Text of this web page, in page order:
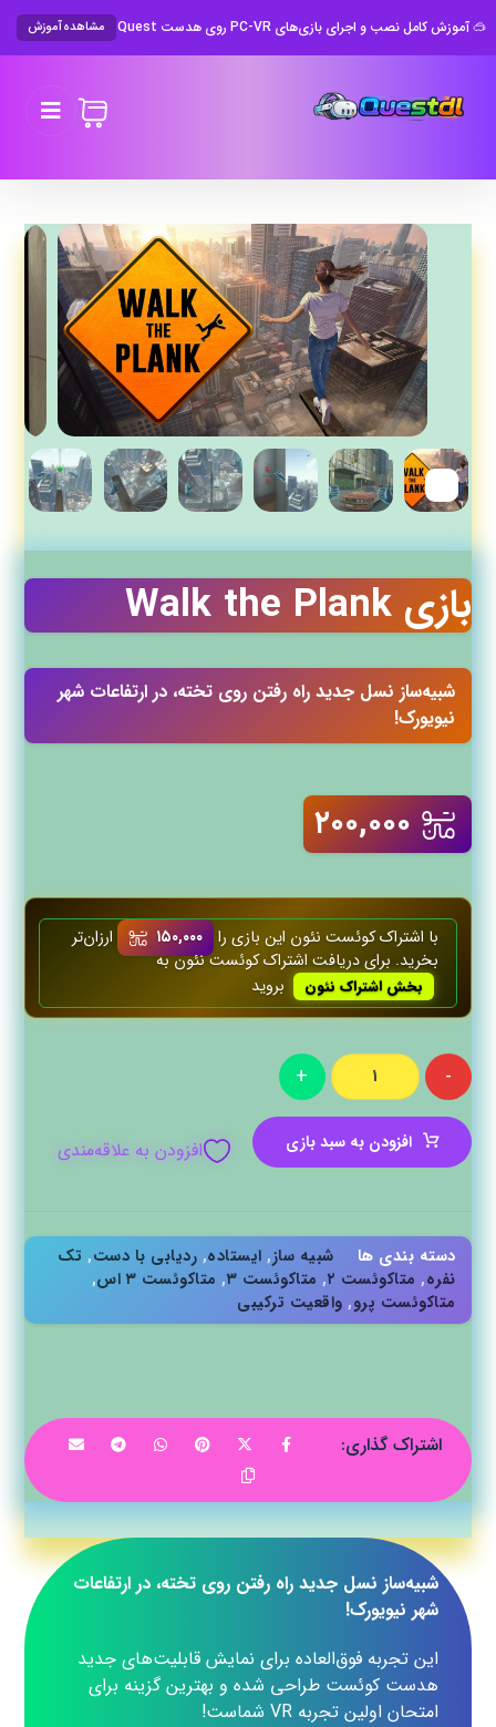
🥽 آموزش کامل نصب و اجرای بازی‌های PC-VR روی هدست Meta Quest مشاهده آموزش
بازی Walk the Plank
شبیه‌ساز نسل جدید راه رفتن روی تخته، در ارتفاعات شهر
نیویورک!
۲۰۰,۰۰۰
با اشتراک کوئست‌ نئون این بازی را ۱۵۰,۰۰۰
ارزان‌تر
بخرید. برای دریافت اشتراک کوئست‌ نئون به
بخش اشتراک نئون بروید
-
+
افزودن به سبد بازی افزودن به علاقه‌مندی
دسته بندی ها شبیه ساز, ایستاده, ردیابی با دست, تک
نفره, متاکوئست ۲ , متاکوئست ۳ , متاکوئست ۳ اس
,
متاکوئست پرو, واقعیت ترکیبی
شبیه‌ساز نسل جدید راه رفتن روی تخته، در ارتفاعات
شهر نیویورک!
این تجربه فوق‌العاده برای نمایش قابلیت‌های جدید
هدست کوئست طراحی شده و بهترین گزینه برای
امتحان اولین تجربه VR شماست!